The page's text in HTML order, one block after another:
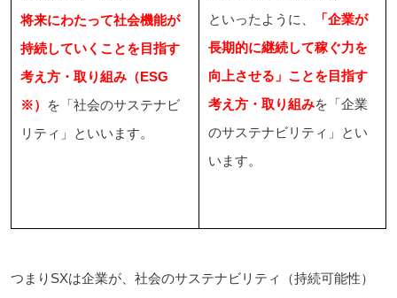
将来にわたって社会機能が
持続していくことを目指す
考え方・取り組み（ESG
※）
を「社会のサステナビ
リティ」といいます。
といったように、
「企業が
長期的に継続して稼ぐ力を
向上させる」ことを目指す
考え方・取り組みを「企業
のサステナビリティ」とい
います。
つまりSXは企業が、社会のサステナビリティ（持続可能性）